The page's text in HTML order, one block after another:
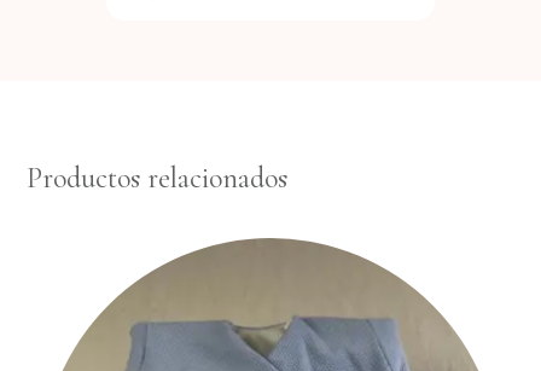
Productos relacionados